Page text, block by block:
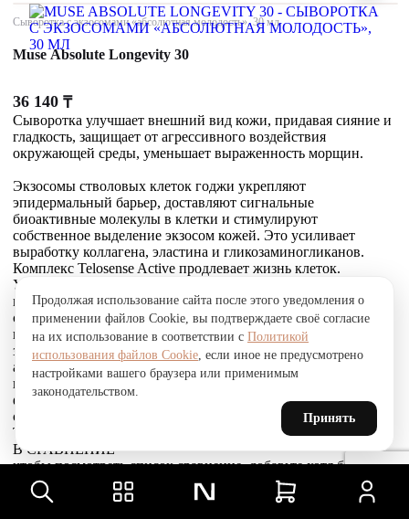
Сыворотка с экзосомами «абсолютная молодость», 30 мл
Muse Absolute Longevity 30
36 140 ₸
Сыворотка улучшает внешний вид кожи, придавая сияние и
гладкость, защищает от агрессивного воздействия
окружающей среды, уменьшает выраженность морщин.
Экзосомы стволовых клеток годжи укрепляют
эпидермальный барьер, доставляют сигнальные
биоактивные молекулы в клетки и стимулируют
собственное выделение экзосом кожей. Это усиливает
выработку коллагена, эластина и гликозаминогликанов.
Комплекс Telosense Active продлевает жизнь клеток.
Укрепляющий пептид восстанавливает и усиливает связи
между фибробластами и внеклеточным матриксом,
стимулирует выработку коллагена I и VI типов, обеспечивая
прочное соединение эпидермиса и дермы, что приводит к
заметному сокращению морщин. Стволовые клетки
альпийской розы защищают, поддерживают и
восстанавливают устойчивость кожи к агрессивным
факторам окружающей среды и преждевременному
старению, улучшают барьерные свойства.
Товар был добавлен
В СРАВНЕНИЕ
чтобы посмотреть список сравнение, добавьте хотя бы ещё
один товар.
Товар был добавлен
Продолжая использование сайта после этого уведомления о
применении файлов Cookie, вы подтверждаете своё согласие
на их использование в соответствии с Политикой
использования файлов Cookie, если иное не предусмотрено
настройками вашего браузера или применимым
законодательством.
Принять